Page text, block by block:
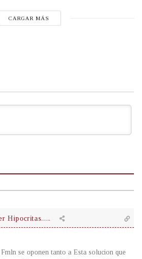
CARGAR MÁS
Hipocritas.....
se oponen tanto a Esta solucion que